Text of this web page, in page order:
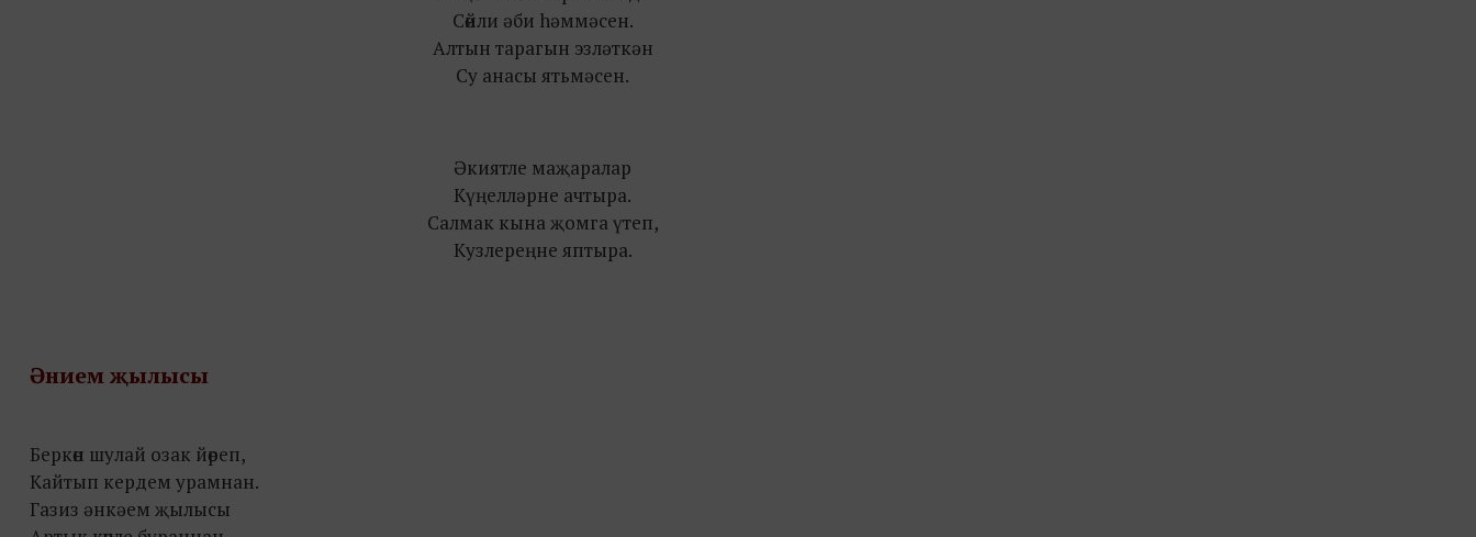
Сөйли әби hәммәcен.
Алтын тарагын эзләткән
Cу анасы ятьмәсен.
Әкиятле маҗаралар
Күңелләрне ачтыра.
Салмак кына җомга үтеп,
Кyзлeреңне яптыра.
Әнием җылысы
Беркөн шулай озак йөреп,
Кайтып кердем урамнан.
Газиз әнкәем җылысы